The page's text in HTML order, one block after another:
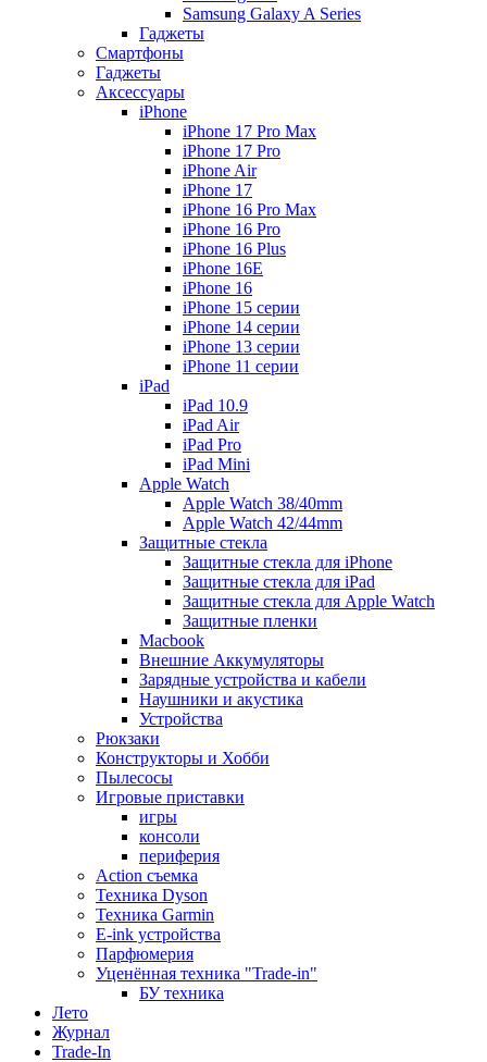
Samsung Galaxy A Series
Гаджеты
Смартфоны
Гаджеты
Аксессуары
iPhone
iPhone 17 Pro Max
iPhone 17 Pro
iPhone Air
iPhone 17
iPhone 16 Pro Max
iPhone 16 Pro
iPhone 16 Plus
iPhone 16E
iPhone 16
iPhone 15 серии
iPhone 14 серии
iPhone 13 серии
iPhone 11 серии
iPad
iPad 10.9
iPad Air
iPad Pro
iPad Mini
Apple Watch
Apple Watch 38/40mm
Apple Watch 42/44mm
Защитные стекла
Защитные стекла для iPhone
Защитные стекла для iPad
Защитные стекла для Apple Watch
Защитные пленки
Macbook
Внешние Аккумуляторы
Зарядные устройства и кабели
Наушники и акустика
Устройства
Рюкзаки
Конструкторы и Хобби
Пылесосы
Игровые приставки
игры
консоли
периферия
Action съемка
Техника Dyson
Техника Garmin
E-ink устройства
Парфюмерия
Уценённая техника "Trade-in"
БУ техника
Лето
Журнал
Trade-In